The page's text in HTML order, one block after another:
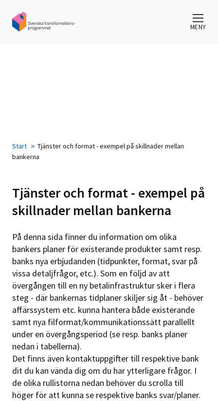
MENY
Start
Tjänster och format - exempel på skillnader mellan
bankerna
Tjänster och format - exempel på
skillnader mellan bankerna
På denna sida finner du information om olika
bankers planer för existerande produkter samt resp.
banks nya erbjudanden (tidpunkter, format, svar på
vissa detaljfrågor, etc.). Som en följd av att
övergången till en ny betalinfrastruktur sker i flera
steg - där bankernas tidplaner skiljer sig åt - behöver
affärssystem etc. kunna hantera både existerande
samt nya filformat/kommunikationssätt parallellt
under en övergångsperiod (se resp. banks planer
nedan i tabellerna).
Det finns även kontaktuppgifter till respektive bank
dit du kan vända dig om du har ytterligare frågor. I
de olika rullistorna nedan behöver du scrolla till
höger för att kunna se respektive banks svar/planer.